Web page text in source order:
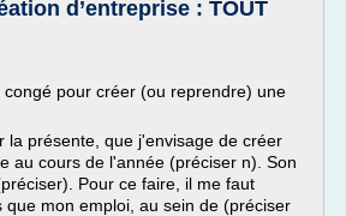
d’entreprise : TOUT
pour créer (ou reprendre) une
la présente, que j'envisage de créer
au cours de l'année (préciser n). Son
Pour ce faire, il me faut
que mon emploi, au sein de (préciser